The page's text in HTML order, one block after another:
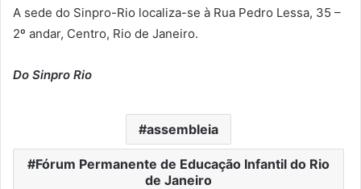
A sede do Sinpro-Rio localiza-se à Rua Pedro Lessa, 35 –
2º andar, Centro, Rio de Janeiro.
Do Sinpro Rio
assembleia
Fórum Permanente de Educação Infantil do Rio
de Janeiro